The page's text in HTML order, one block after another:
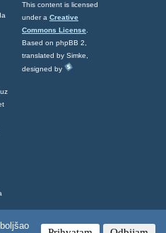
This content is licensed
under a Creative
Commons License
Based on phpBB 2,
translated by Simke,
designed by